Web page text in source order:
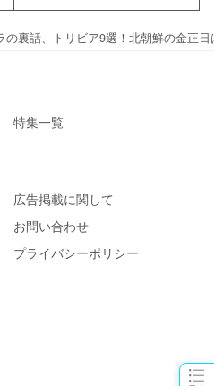
の裏話、トリビア9選！北朝鮮の金正
特集一覧
広告掲載に関して
お問い合わせ
プライバシーポリシー